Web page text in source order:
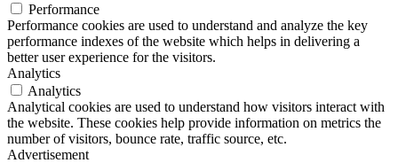
Performance
Performance cookies are used to understand and analyze the key
performance indexes of the website which helps in delivering a
better user experience for the visitors.
Analytics
Analytics
Analytical cookies are used to understand how visitors interact with
the website. These cookies help provide information on metrics the
number of visitors, bounce rate, traffic source, etc.
Advertisement